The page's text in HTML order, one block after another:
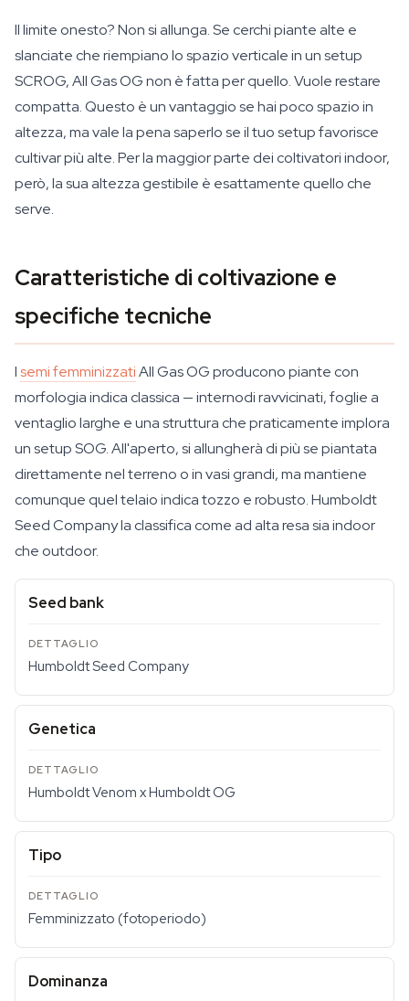
Il limite onesto? Non si allunga. Se cerchi piante alte e
slanciate che riempiano lo spazio verticale in un setup
SCROG, All Gas OG non è fatta per quello. Vuole restare
compatta. Questo è un vantaggio se hai poco spazio in
altezza, ma vale la pena saperlo se il tuo setup favorisce
cultivar più alte. Per la maggior parte dei coltivatori indoor,
però, la sua altezza gestibile è esattamente quello che
serve.
Caratteristiche di coltivazione e
specifiche tecniche
Isemi femminizzatiAll Gas OG producono piante con
morfologia indica classica — internodi ravvicinati, foglie a
ventaglio larghe e una struttura che praticamente implora
un setup SOG. All'aperto, si allungherà di più se piantata
direttamente nel terreno o in vasi grandi, ma mantiene
comunque quel telaio indica tozzo e robusto. Humboldt
Seed Company la classifica come ad alta resa sia indoor
che outdoor.
Seed bank
Humboldt Seed Company
Genetica
Humboldt Venom x Humboldt OG
Tipo
Femminizzato (fotoperiodo)
Dominanza